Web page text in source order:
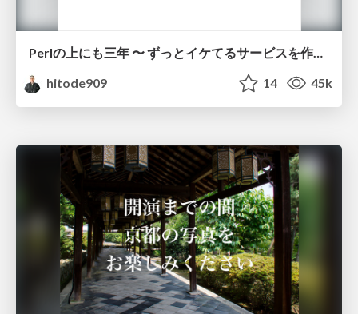
Perlの上にも三年 〜 ずっとイケてるサービスを作り続ける技術 〜
hitode909
14 45k